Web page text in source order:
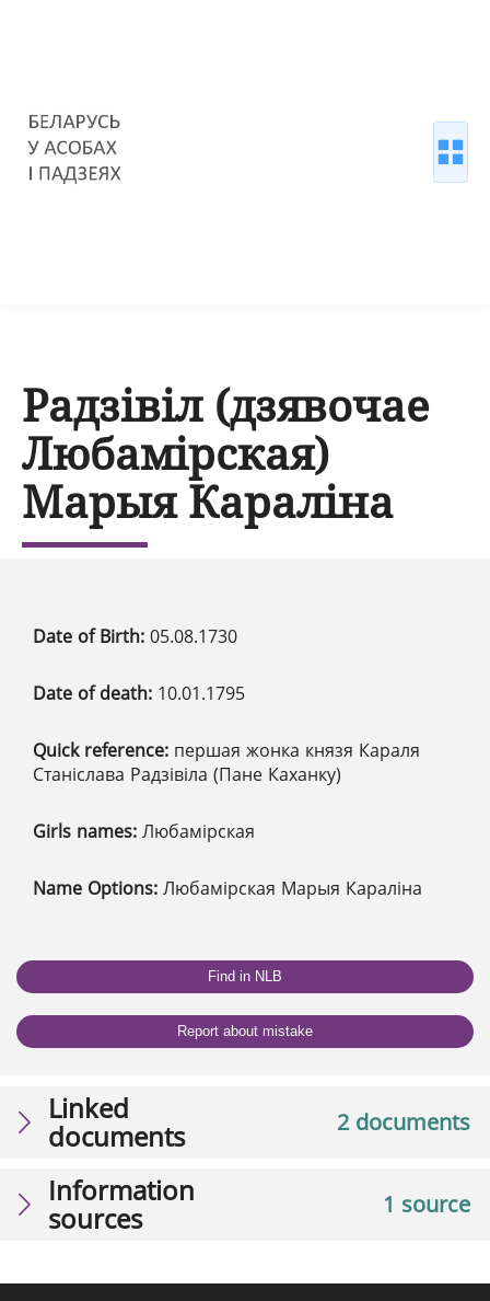
Радзівіл (дзявочае
Любамірская)
Марыя Караліна
Date of Birth: 05.08.1730
Date of death: 10.01.1795
Quick reference: першая жонка князя Караля
Станіслава Радзівіла (Пане Каханку)
Girls names: Любамірская
Name Options: Любамірская Марыя Караліна
Find in NLB
Report about mistake
2 documents
Linked
documents
1 source
Information
sources